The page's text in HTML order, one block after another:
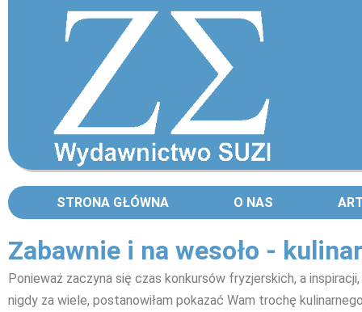
STRONA GŁÓWNA O NAS
Zabawnie i na wesoło -
Ponieważ zaczyna się czas konkursów fryzjerskich, a
nigdy za wiele, postanowiłam pokazać Wam trochę